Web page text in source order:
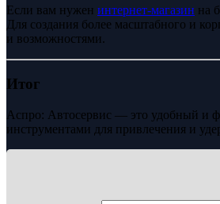
Если вам нужен интернет-магазин на
Для создания более масштабного и
и возможностями.
Итог
Аспро: Автосервис — это удобный и
инструментами для привлечения и